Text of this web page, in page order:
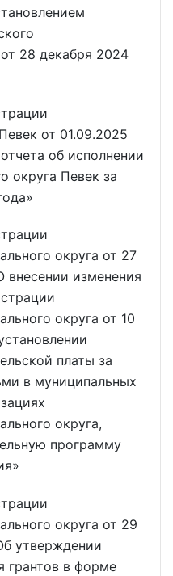
28 декабря 2024
от 01.09.2025
об исполнении
округа Певек за
округа от 27
изменения
округа от 10
платы за
в муниципальных
округа,
программу
округа от 29
утверждении
грантов в форме